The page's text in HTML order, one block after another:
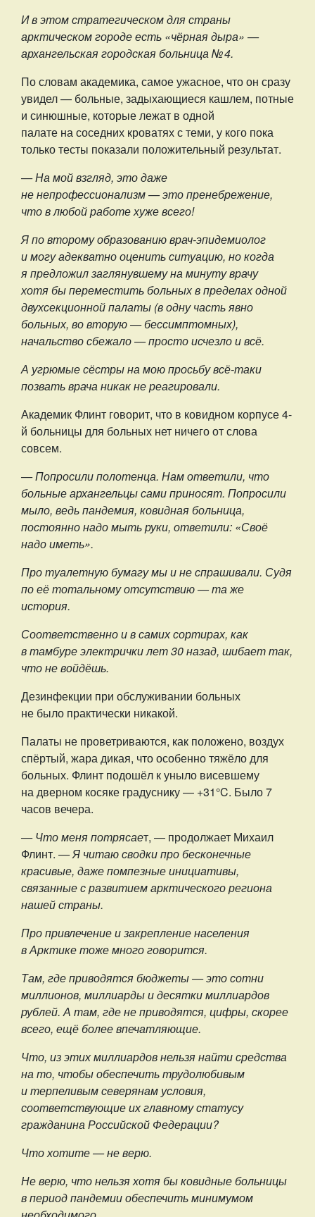
И в этом стратегическом для страны
арктическом городе есть «чёрная дыра» —
архангельская городская больница № 4.
По словам академика, самое ужасное, что он сразу
увидел — больные, задыхающиеся кашлем, потные
и синюшные, которые лежат в одной
палате на соседних кроватях с теми, у кого пока
только тесты показали положительный результат.
— На мой взгляд, это даже
не непрофессионализм — это пренебрежение,
что в любой работе хуже всего!
Я по второму образованию врач-эпидемиолог
и могу адекватно оценить ситуацию, но когда
я предложил заглянувшему на минуту врачу
хотя бы переместить больных в пределах одной
двухсекционной палаты (в одну часть явно
больных, во вторую — бессимптомных),
начальство сбежало — просто исчезло и всё.
А угрюмые сёстры на мою просьбу всё-таки
позвать врача никак не реагировали.
Академик Флинт говорит, что в ковидном корпусе 4-
й больницы для больных нет ничего от слова
совсем.
— Попросили полотенца. Нам ответили, что
больные архангельцы сами приносят. Попросили
мыло, ведь пандемия, ковидная больница,
постоянно надо мыть руки, ответили: «Своё
надо иметь».
Про туалетную бумагу мы и не спрашивали. Судя
по её тотальному отсутствию — та же
история.
Соответственно и в самих сортирах, как
в тамбуре электрички лет 30 назад, шибает так,
что не войдёшь.
Дезинфекции при обслуживании больных
не было практически никакой.
Палаты не проветриваются, как положено, воздух
спёртый, жара дикая, что особенно тяжёло для
больных. Флинт подошёл к уныло висевшему
на дверном косяке градуснику — +31°C. Было 7
часов вечера.
— Что меня потрясает, — продолжает Михаил
Флинт. — Я читаю сводки про бесконечные
красивые, даже помпезные инициативы,
связанные с развитием арктического региона
нашей страны.
Про привлечение и закрепление населения
в Арктике тоже много говорится.
Там, где приводятся бюджеты — это сотни
миллионов, миллиарды и десятки миллиардов
рублей. А там, где не приводятся, цифры, скорее
всего, ещё более впечатляющие.
Что, из этих миллиардов нельзя найти средства
на то, чтобы обеспечить трудолюбивым
и терпеливым северянам условия,
соответствующие их главному статусу
гражданина Российской Федерации?
Что хотите — не верю.
Не верю, что нельзя хотя бы ковидные больницы
в период пандемии обеспечить минимумом